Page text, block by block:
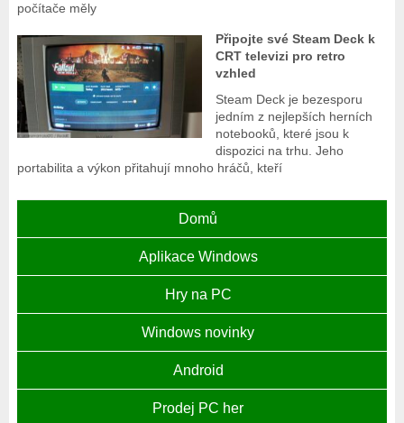
počítače měly
Připojte své Steam Deck k
CRT televizi pro retro
vzhled
Steam Deck je bezesporu
jedním z nejlepších herních
notebooků, které jsou k
dispozici na trhu. Jeho
portabilita a výkon přitahují mnoho hráčů, kteří
Domů
Aplikace Windows
Hry na PC
Windows novinky
Android
Prodej PC her